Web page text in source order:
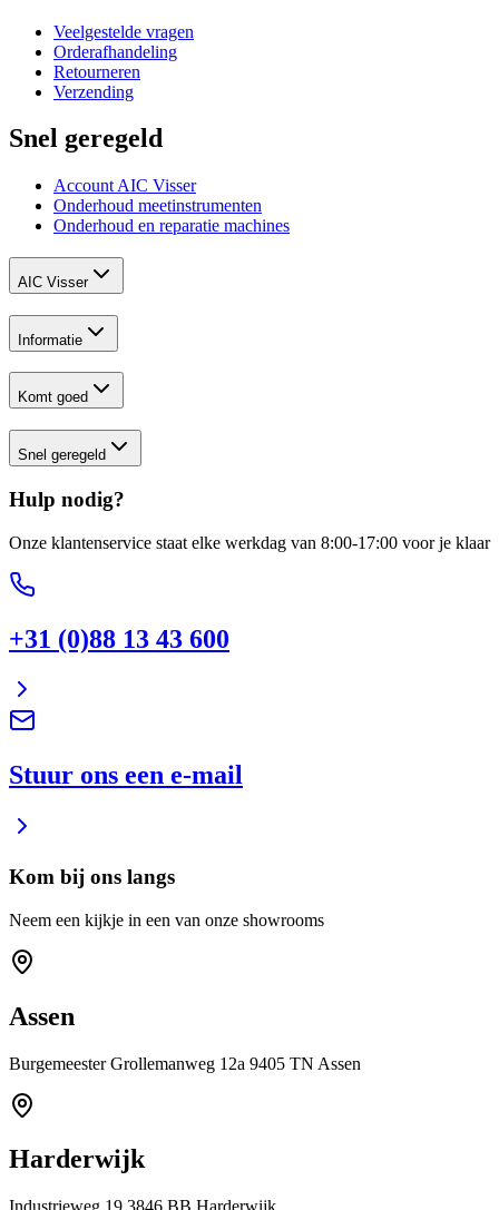
Veelgestelde vragen
Orderafhandeling
Retourneren
Verzending
Snel geregeld
Account AIC Visser
Onderhoud meetinstrumenten
Onderhoud en reparatie machines
AIC Visser
Informatie
Komt goed
Snel geregeld
Hulp nodig?
Onze klantenservice staat elke werkdag van 8:00-17:00 voor je klaar
+31 (0)88 13 43 600
Stuur ons een e-mail
Kom bij ons langs
Neem een kijkje in een van onze showrooms
Assen
Burgemeester Grollemanweg 12a 9405 TN Assen
Harderwijk